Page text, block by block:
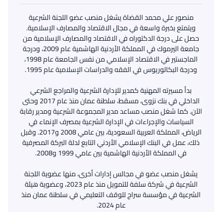
منصور علي محمد القضاة يشغل منصب عضو اللجنة الشرعية
ويتمتع بخبرة واسعة في مجال الاقتصاد والمصارف الإسلامية.
حصل على درجة الدكتوراه في الاقتصاد والمصارف الإسلامية من
جامعة اليرموك في المملكة الأردنية الهاشمية عام 2009، ودرجة
الماجستير في الاقتصاد الإسلامي من نفس الجامعة عام 1998،
بدأ مسيرته المهنية كمدير للإدارة الشرعية والمراجع الشرعي
الداخلي في بنك نزوى، مسقط، سلطنة عمان منذ عام 2017 وحتى
الآن. كما شغل منصب مساعد مدير المجموعة الشرعية ومدير رقابة
السياسات والإجراءات في الإدارة الشرعية بمصرف الإنماء في
الرياض، المملكة العربية السعودية، بين عامي 2008 و2017. وقبل
ذلك، عمل في البنك الإسلامي الأردني التابع لدلة البركة المصرفية
يشغل منصب عضو في مجالس إدارات أخرى، منها عضوية اللجنة
الشرعية في شركة سلفة للتمويل منذ عام 2023، وعضوية هيئة
الشرعية في مؤسسة سراج للوقف التعليمي في سلطنة عمان منذ
عام 2024.